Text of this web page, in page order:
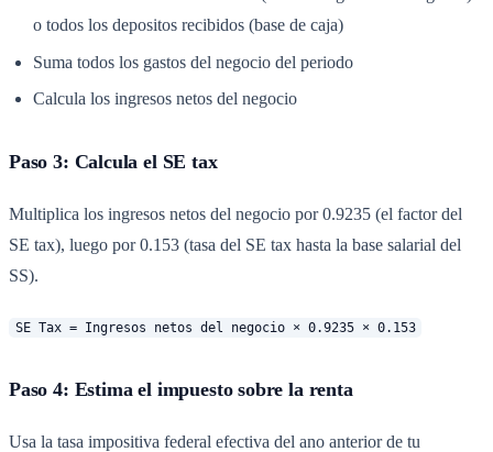
o todos los depositos recibidos (base de caja)
Suma todos los gastos del negocio del periodo
Calcula los ingresos netos del negocio
Paso 3: Calcula el SE tax
Multiplica los ingresos netos del negocio por 0.9235 (el factor del
SE tax), luego por 0.153 (tasa del SE tax hasta la base salarial del
SS).
SE Tax = Ingresos netos del negocio × 0.9235 × 0.153
Paso 4: Estima el impuesto sobre la renta
Usa la tasa impositiva federal efectiva del ano anterior de tu